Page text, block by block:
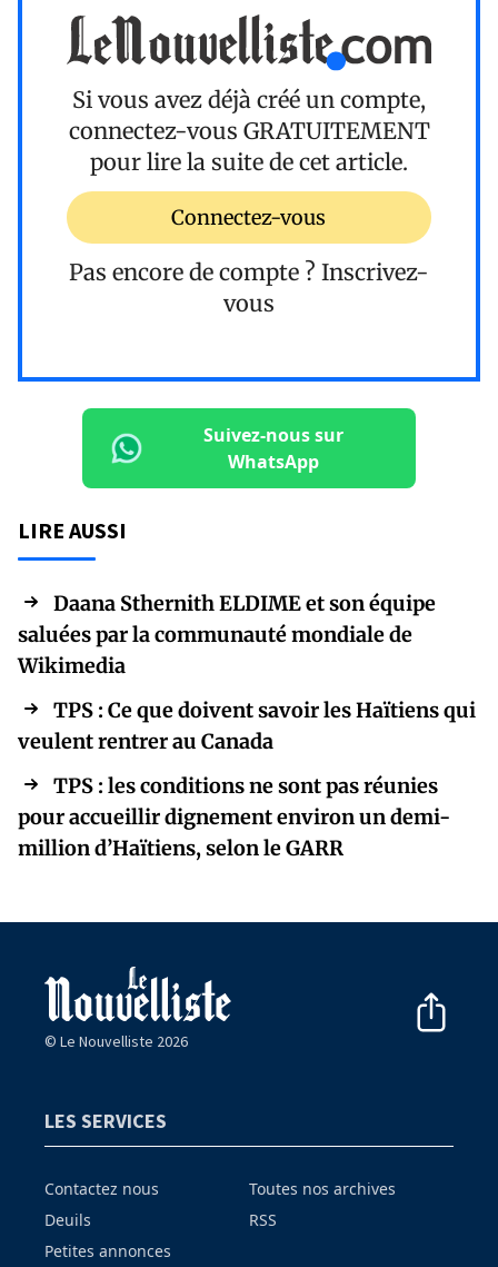
Si vous avez déjà créé un compte,
connectez-vous GRATUITEMENT
pour lire la suite de cet article.
Connectez-vous
Pas encore de compte ? Inscrivez-
vous
Suivez-nous sur
WhatsApp
LIRE AUSSI
Daana Sthernith ELDIME et son équipe
saluées par la communauté mondiale de
Wikimedia
TPS : Ce que doivent savoir les Haïtiens qui
veulent rentrer au Canada
TPS : les conditions ne sont pas réunies
pour accueillir dignement environ un demi-
million d’Haïtiens, selon le GARR
© Le Nouvelliste 2026
LES SERVICES
Contactez nous
Deuils
Petites annonces
Toutes nos archives
RSS